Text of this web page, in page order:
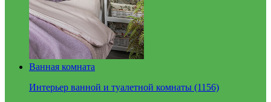
Ванная комната
Интерьер ванной и туалетной комнаты (1156)